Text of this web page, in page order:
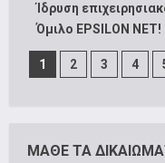
Ίδρυση
Όμιλο EPSILON NET!
1 2 3 4
ΜΑΘΕ ΤΑ